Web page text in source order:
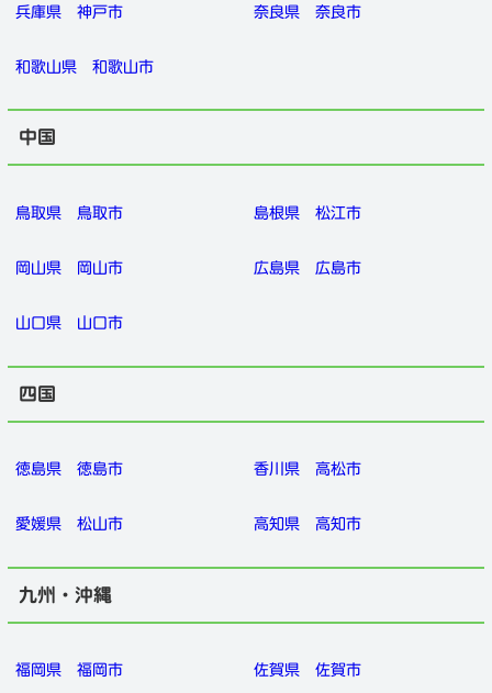
兵庫県 神戸市 奈良県 奈良市
和歌山県 和歌山市
中国
鳥取県 鳥取市 島根県 松江市
岡山県 岡山市 広島県 広島市
山口県 山口市
四国
徳島県 徳島市 香川県 高松市
愛媛県 松山市 高知県 高知市
九州・沖縄
福岡県 福岡市 佐賀県 佐賀市